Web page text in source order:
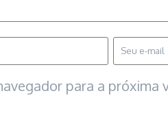
para a próxima